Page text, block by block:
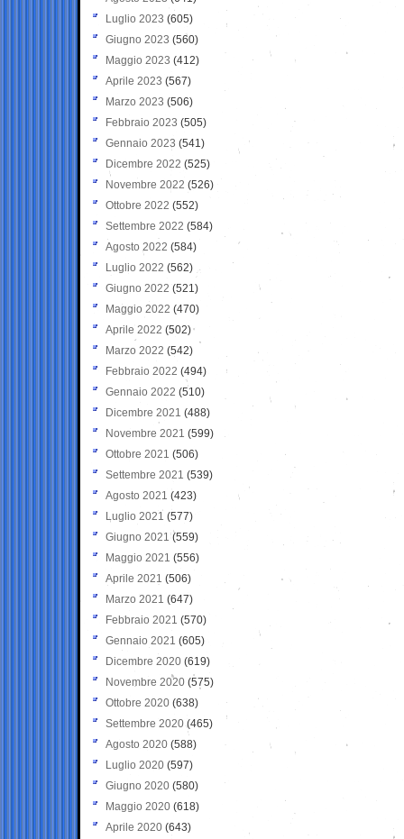
Luglio 2023 (605)
Giugno 2023 (560)
Maggio 2023 (412)
Aprile 2023 (567)
Marzo 2023 (506)
Febbraio 2023 (505)
Gennaio 2023 (541)
Dicembre 2022 (525)
Novembre 2022 (526)
Ottobre 2022 (552)
Settembre 2022 (584)
Agosto 2022 (584)
Luglio 2022 (562)
Giugno 2022 (521)
Maggio 2022 (470)
Aprile 2022 (502)
Marzo 2022 (542)
Febbraio 2022 (494)
Gennaio 2022 (510)
Dicembre 2021 (488)
Novembre 2021 (599)
Ottobre 2021 (506)
Settembre 2021 (539)
Agosto 2021 (423)
Luglio 2021 (577)
Giugno 2021(559)
Maggio 2021 (556)
Aprile 2021 (506)
Marzo 2021 (647)
Febbraio 2021 (570)
Gennaio 2021 (605)
Dicembre 2020 (619)
Novembre 2020 (575)
Ottobre 2020 (638)
Settembre 2020(465)
Agosto 2020 (588)
Luglio 2020 (597)
Giugno 2020 (580)
Maggio 2020 (618)
Aprile 2020 (643)